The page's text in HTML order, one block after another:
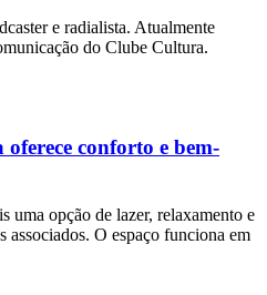
e radialista. Atualmente
do Clube Cultura.
conforto e bem-
uma opção de lazer, relaxamento e
associados. O espaço funciona em